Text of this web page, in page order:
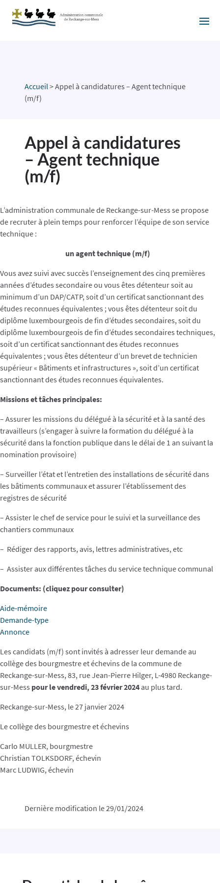
Accueil >Appel à candidatures – Agent technique
(m/f)
Appel à candidatures
– Agent technique
(m/f)
L’administration communale de Reckange-sur-Mess se propose
de recruter à plein temps pour renforcer l’équipe de son service
technique :
un agent technique (m/f)
Vous avez suivi avec succès l’enseignement des cinq premières
années d’études secondaire ou vous êtes détenteur soit au
minimum d’un DAP/CATP, soit d’un certificat sanctionnant des
études reconnues équivalentes ; vous êtes détenteur soit du
diplôme luxembourgeois de fin d’études secondaires, soit du
diplôme luxembourgeois de fin d’études secondaires techniques,
soit d’un certificat sanctionnant des études reconnues
équivalentes ; vous êtes détenteur d’un brevet de technicien
supérieur « Bâtiments et infrastructures », soit d’un certificat
sanctionnant des études reconnues équivalentes.
Missions et tâches principales:
– Assurer les missions du délégué à la sécurité et à la santé des
travailleurs (s’engager à suivre la formation du délégué à la
sécurité dans la fonction publique dans le délai de 1 an suivant la
nomination provisoire)
– Surveiller l’état et l’entretien des installations de sécurité dans
les bâtiments communaux et assurer l’établissement des
registres de sécurité
– Assister le chef de service pour le suivi et la surveillance des
chantiers communaux
– Rédiger des rapports, avis, lettres administratives, etc
– Assister aux différentes tâches du service technique communal
Documents: (cliquez pour consulter)
Aide-mémoire
Demande-type
Annonce
Les candidats (m/f) sont invités à adresser leur demande au
collège des bourgmestre et échevins de la commune de
Reckange-sur-Mess, 83, rue Jean-Pierre Hilger, L-4980 Reckange-
sur-Mess pour levendredi, 23 février 2024 au plus tard.
Reckange-sur-Mess, le 27 janvier 2024
Le collège des bourgmestre et échevins
Carlo MULLER, bourgmestre
Christian TOLKSDORF, échevin
Marc LUDWIG, échevin
Dernière modification le 29/01/2024